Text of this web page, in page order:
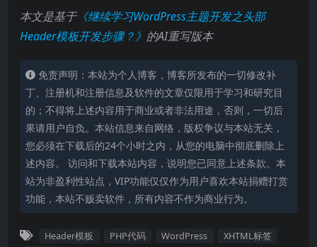
本文是基于《继续学习WordPress主题开发之头部
Header模板开发步骤？》 的AI重写版本
免责声明：本站为个人博客，博客所发布的一切修改补
丁、注册机和注册信息及软件的文章仅限用于学习和研究目
的；不得将上述内容用于商业或者非法用途，否则，一切后
果请用户自负。本站信息来自网络，版权争议与本站无关，
您必须在下载后的24个小时之内，从您的电脑中彻底删除上
述内容。 访问和下载本站内容，说明您已同意上述条款。本
站为非盈利性站点，VIP功能仅仅作为用户喜欢本站捐赠打赏
功能，本站不贩卖软件，所有内容不作为商业行为。
Header模板 PHP代码 WordPress
XHTML标签